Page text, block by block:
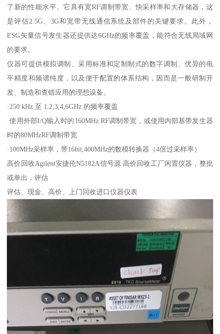
了新的性能水平。它具有宽RF调制带宽、快采样率和大存储器，这
是评估2.5G、3G和宽带无线通信系统及部件的关键要求。此外，
ESG矢量信号发生器还提供达6GHz的频率覆盖，能符合无线局域网
的要求。
仪器可提供模拟调制、采用标准和定制制式的数字调制、优异的电
平精度和频谱纯度，以及便于配置的体系结构，因而是一般研制开
发、制造和查错应用的理想设备。
·250 kHz 至 1,2,3,4,6GHz 的频率覆盖
·使用外部I/Q输入时的160MHz RF调制带宽，或使用内部基带发生器
时的80MHzRF调制带宽
·100MHz采样率，带16bit,400MHz的数模转换器（4倍过采样率）
高价回收Agilent安捷伦N5182A信号源 高价回收工厂闲置仪器，整批
或单出，评估
评估、现金、高价、上门回收进口仪器仪表